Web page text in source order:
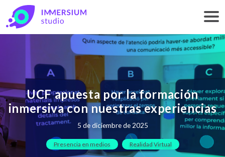
UCF apuesta por la formación
inmersiva con nuestras experiencias
5 de diciembre de 2025
Presencia en medios Realidad Virtual